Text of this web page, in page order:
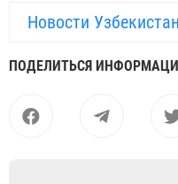
Новости Узбекистан
ПОДЕЛИТЬСЯ